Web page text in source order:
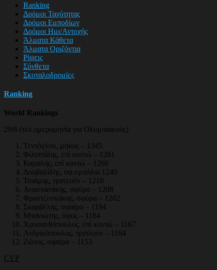
Ranking
Δρόμοι Ταχύτητας
Δρόμοι Εμποδίων
Δρόμοι Ημι/Αντοχής
Άλματα Κάθετα
Άλματα Οριζόντια
Ρίψεις
Σύνθετα
Σκυταλοδρομίες
Ranking
World Rankings
29/6 (τελ.ημερομηνία για Ολυμπιακούς)
Τεντόγλου, μήκος – 1345
Φιλιππίδης, επί κοντώ – 1281
Καραλής, επί κοντώ – 1266
Δουβαλίδης, υψ.εμπόδια 1240
Τσιάμης, τριπλούν – 1210
Αναστασάκης, σφύρα – 1208
Φραντζεσκάκης, σφύρα – 1202
Σκαρβέλης, σφαίρα – 1194
Μπανιώτης, ύψος – 1184
Χρυσανθόπουλος, επί κοντώ – 1167
Ανδρικόπουλος, τριπλούν – 1164
Ζώτος, σφαίρα – 1153
CYP